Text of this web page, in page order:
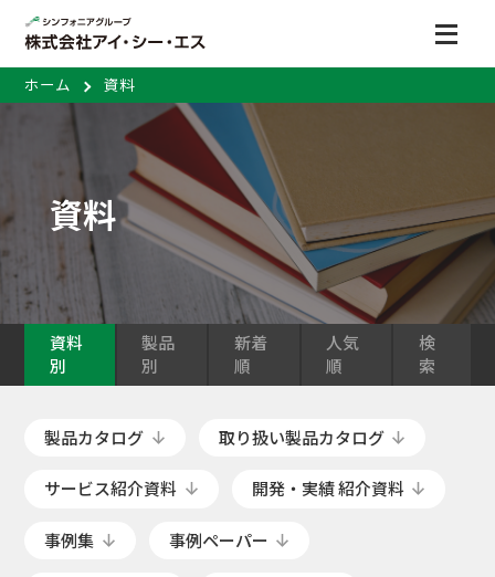
ホーム 資料
資料
資料
別
製品
別
新着
順
人気
順
検
索
製品カタログ 取り扱い製品カタログ
サービス紹介資料 開発・実績 紹介資料
事例集 事例ペーパー